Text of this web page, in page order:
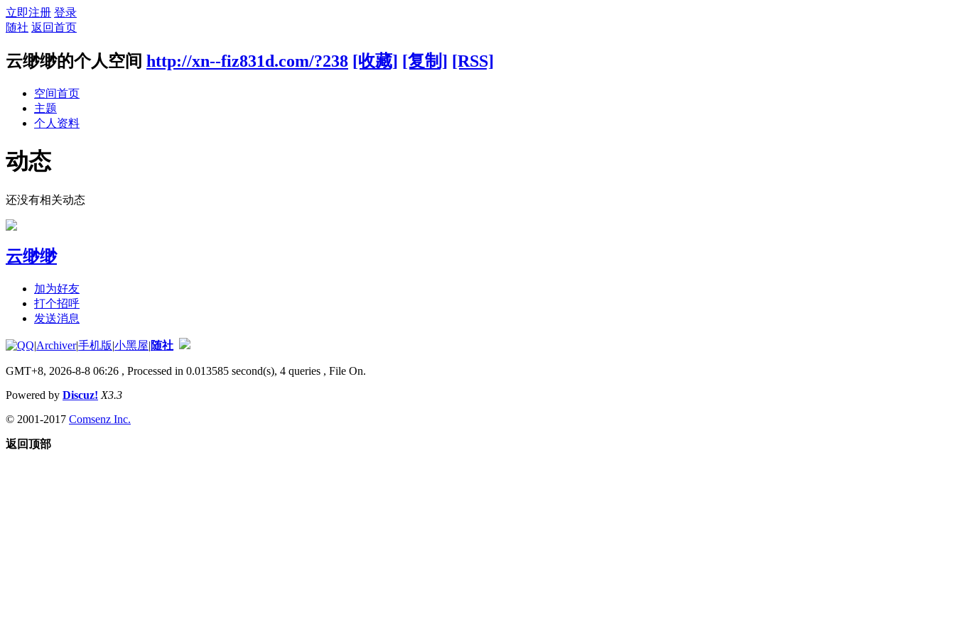
立即注册 登录
随社 返回首页
云缈缈的个人空间 http://xn--fiz831d.com/?238 [收藏] [复制] [RSS]
空间首页
主题
个人资料
动态
还没有相关动态
云缈缈
加为好友
打个招呼
发送消息
|Archiver|手机版|小黑屋|随社
GMT+8, 2026-8-8 06:26 , Processed in 0.013585 second(s), 4 queries , File On.
Powered by Discuz! X3.3
© 2001-2017 Comsenz Inc.
返回顶部